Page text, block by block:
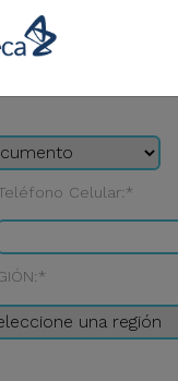
del Paciente:*
Celular:*